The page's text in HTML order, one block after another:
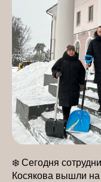
❄️ Сегодня
Косякова вышли